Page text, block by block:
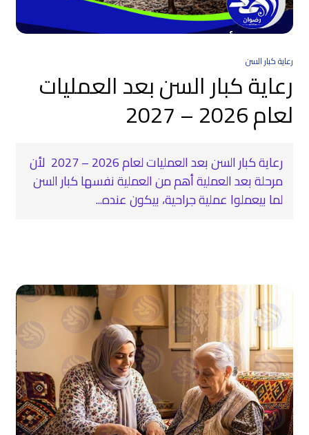
رعاية كبار السن
رعاية كبار السن بعد العمليات
لعام 2026 – 2027
رعاية كبار السن بعد العمليات لعام 2026 – 2027 ‍ لأن
مرحلة بعد العملية أهم من العملية نفسها كبار السن
لما بيعملوا عملية جراحية، بيكون عنده...